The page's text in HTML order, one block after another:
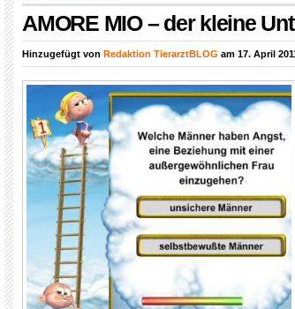
AMORE MIO – der kleine
Hinzugefügt von Redaktion TierarztBLOG am 17. April